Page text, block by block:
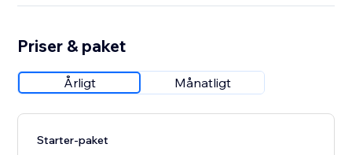
Priser & paket
Årligt Månatligt
Starter-paket